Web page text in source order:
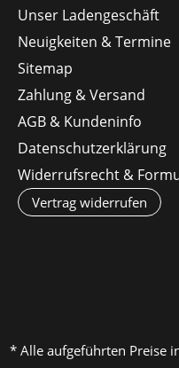
Unser Ladengeschäft
Neuigkeiten & Termine
Sitemap
Zahlung & Versand
AGB & Kundeninfo
Datenschutzerklärung
Widerrufsrecht &
Vertrag widerrufen
* Alle aufgeführten Preise